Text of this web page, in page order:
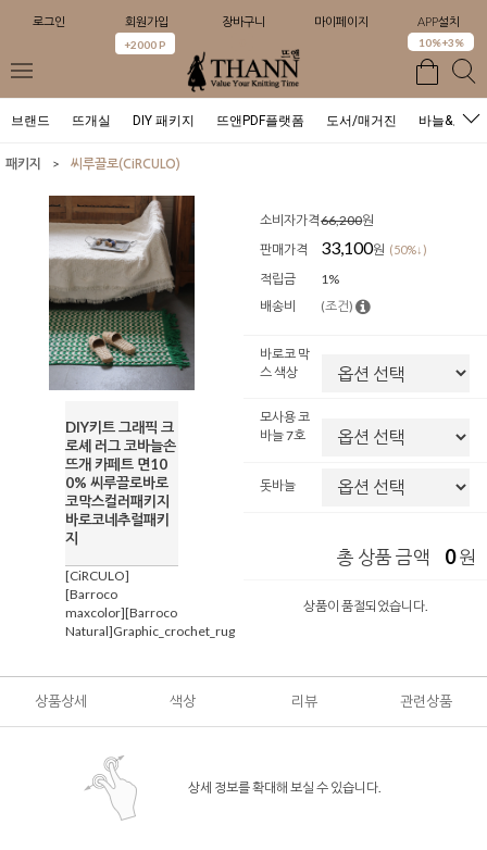
로그인 회원가입
+2000 P
장바구니 마이페이지 APP설치
10%+3%
브랜드 뜨개실 DIY 패키지 뜨앤PDF플랫폼 도서/매거진 바늘&도구
패키지 > 씨루끌로(CiRCULO)
DIY키트 그래픽 크
로셰 러그 코바늘손
뜨개 카페트 면10
0% 씨루끌로바로
코막스컬러패키지
바로코네추럴패키
지
[CiRCULO]
[Barroco
maxcolor][Barroco
Natural]Graphic_crochet_rug
소비자가격66,200원
판매가격
33,100원 (50%↓)
적립금
1%
배송비
(조건)
바로코 막
스 색상
모사용 코
바늘 7호
돗바늘
총 상품 금액 0원
상품이 품절되었습니다.
상품상세 색상 리뷰 관련상품
상세 정보를 확대해 보실 수 있습니다.